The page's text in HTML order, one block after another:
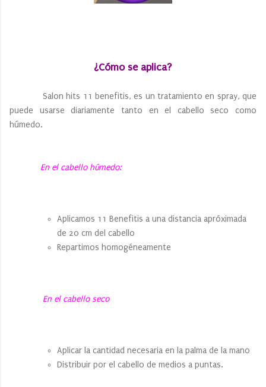
¿Cómo se aplica?
Salon hits 11 benefitis, es un tratamiento en spray, que
puede usarse diariamente tanto en el cabello seco como
húmedo.
En el cabello húmedo:
Aplicamos 11 Benefitis a una distancia apróximada
de 20 cm del cabello
Repartimos homogéneamente
En el cabello seco
Aplicar la cantidad necesaria en la palma de la mano
Distribuir por el cabello de medios a puntas.